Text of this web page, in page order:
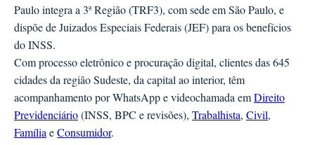
Paulo integra a 3ª Região (TRF3), com sede em São Paulo, e
dispõe de Juizados Especiais Federais (JEF) para os benefícios
do INSS.
Com processo eletrônico e procuração digital, clientes das 645
cidades da região Sudeste, da capital ao interior, têm
acompanhamento por WhatsApp e videochamada emDireito
Previdenciário(INSS, BPC e revisões), Trabalhista, Civil,
Família eConsumidor.